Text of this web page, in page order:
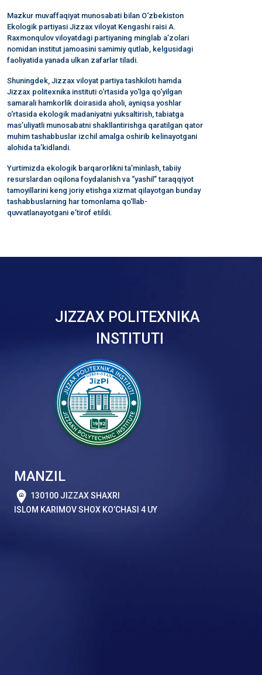
Mazkur muvaffaqiyat munosabati bilan O‘zbekiston
Ekologik partiyasi Jizzax viloyat Kengashi raisi A.
Raxmonqulov viloyatdagi partiyaning minglab a’zolari
nomidan institut jamoasini samimiy qutlab, kelgusidagi
faoliyatida yanada ulkan zafarlar tiladi.
Shuningdek, Jizzax viloyat partiya tashkiloti hamda
Jizzax politexnika instituti o‘rtasida yo‘lga qo‘yilgan
samarali hamkorlik doirasida aholi, ayniqsa yoshlar
o‘rtasida ekologik madaniyatni yuksaltirish, tabiatga
mas’uliyatli munosabatni shakllantirishga qaratilgan qator
muhim tashabbuslar izchil amalga oshirib kelinayotgani
alohida ta’kidlandi.
Yurtimizda ekologik barqarorlikni ta’minlash, tabiiy
resurslardan oqilona foydalanish va “yashil” taraqqiyot
tamoyillarini keng joriy etishga xizmat qilayotgan bunday
tashabbuslarning har tomonlama qo‘llab-
quvvatlanayotgani e’tirof etildi.
JIZZAX POLITEXNIKA
INSTITUTI
MANZIL
130100 JIZZAX SHAXRI
ISLOM KARIMOV SHOX KO’CHASI 4 UY